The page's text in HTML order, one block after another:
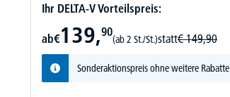
Ihr DELTA-V Vorteilspreis:
ab€139,90
(ab 2 St./St.)statt€ 149,90
Sonderaktionspreis ohne weitere Rabatte